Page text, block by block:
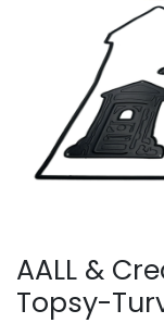
AALL &
Topsy-